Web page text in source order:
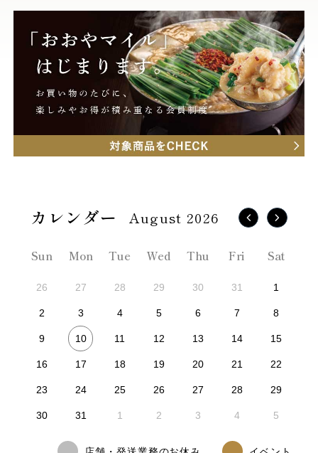
August 2026
Sun Mon Tue Wed Thu Fri Sat
26 27 28 29 30 31 1
2 3 4 5 6 7 8
9 10 11 12 13 14 15
16 17 18 19 20 21 22
23 24 25 26 27 28 29
30 31 1 2 3 4 5